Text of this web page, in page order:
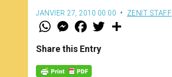
JANVIER 27, 2010 00:00 ZENIT STAFF
W
t
s
p
M
e
s
e
g
F
a
e
b
w
Share this Entry